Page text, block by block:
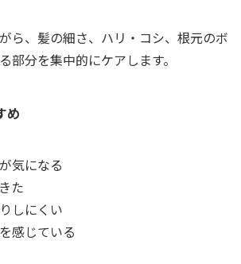
ら、髪の細さ、ハリ・コシ、根元のボ
部分を集中的にケアします。
め
気になる
た
しにくい
感じている